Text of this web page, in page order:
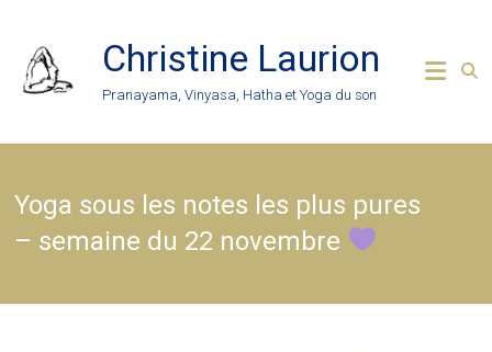
content
Christine Laurion
Pranayama, Vinyasa, Hatha et Yoga du son
Yoga sous les notes les plus pures
– semaine du 22 novembre